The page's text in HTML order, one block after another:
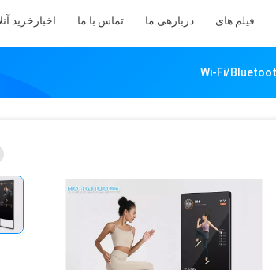
فیلم های دربارهی ما تماس با ما اخبار خرید